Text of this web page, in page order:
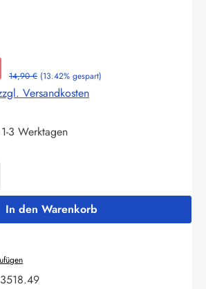
14,90 € (13.42% gespart)
Versandkosten
3 Werktagen
Gib den gewünschten
In den Warenkorb
3518.49